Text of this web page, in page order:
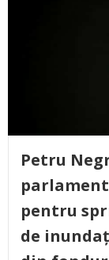
Petru
pentru
de